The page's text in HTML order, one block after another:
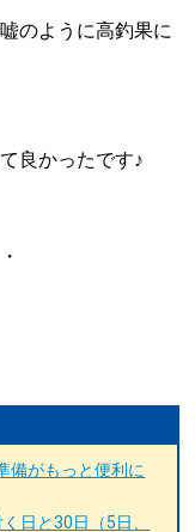
のように高釣果に
良かったです♪
備がもっと便利に
日と30日（5日、